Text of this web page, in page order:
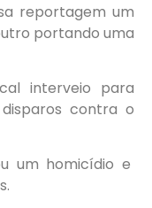
reportagem um
portando uma
interveio para
contra o
um homicídio e